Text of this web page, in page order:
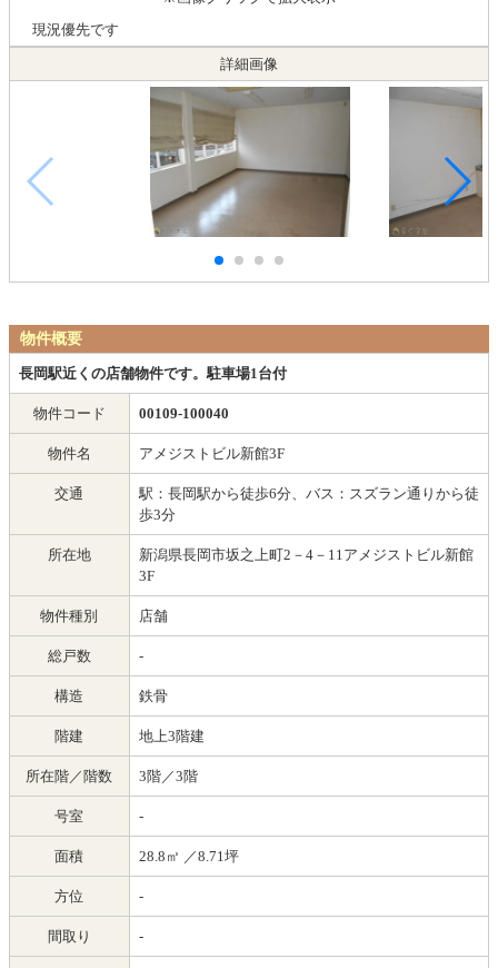
現況優先です
詳細画像
物件概要
長岡駅近くの店舗物件です。駐車場1台付
物件コード 00109-100040
物件名 アメジストビル新館3F
交通
駅：長岡駅から徒歩6分、バス：スズラン通りから徒
歩3分
所在地
新潟県長岡市坂之上町2－4－11アメジストビル新館
3F
物件種別 店舗
総戸数 -
構造 鉄骨
階建 地上3階建
所在階／階数 3階／3階
号室 -
面積 28.8㎡ ／8.71坪
方位 -
間取り -